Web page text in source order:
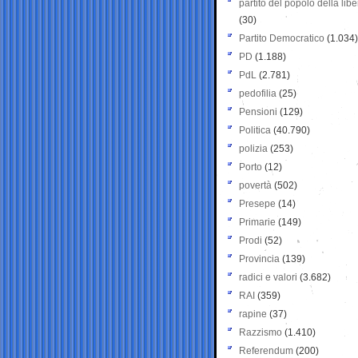
partito del popolo della
(30)
Partito Democratico (1.034)
PD (1.188)
PdL (2.781)
pedofilia (25)
Pensioni (129)
Politica (40.790)
polizia (253)
Porto (12)
povertà (502)
Presepe (14)
Primarie (149)
Prodi (52)
Provincia (139)
radici e valori (3.682)
RAI (359)
rapine (37)
Razzismo (1.410)
Referendum (200)